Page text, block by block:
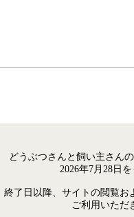
どうぶつさんと飼い主さん
2026年7月28日
終了日以降、サイトの閲覧お
ご利用いただ